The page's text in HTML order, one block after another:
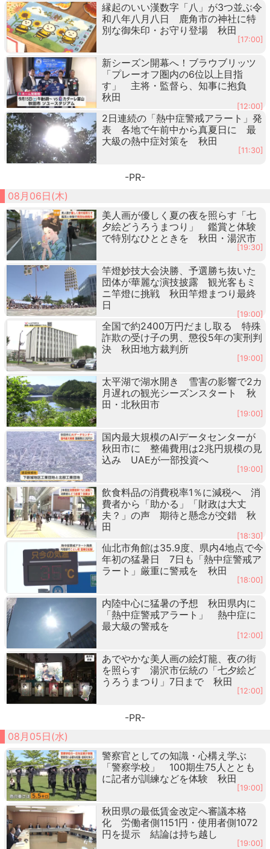
縁起のいい漢数字「八」が3つ並ぶ令
和八年八月八日 鹿角市の神社に特
別な御朱印・お守り登場 秋田
[17:00]
新シーズン開幕へ！ブラウブリッツ
「プレーオフ圏内の6位以上目指
す」 主将・監督ら、知事に抱負
秋田
[12:00]
2日連続の「熱中症警戒アラート」発
表 各地で午前中から真夏日に 最
大級の熱中症対策を 秋田
[11:30]
-PR-
08月06日(木)
美人画が優しく夏の夜を照らす「七
夕絵どうろうまつり」 鑑賞と体験
で特別なひとときを 秋田・湯沢市
[19:30]
竿燈妙技大会決勝、予選勝ち抜いた
団体が華麗な演技披露 観光客もミ
ニ竿燈に挑戦 秋田竿燈まつり最終
日
[19:00]
全国で約2400万円だまし取る 特殊
詐欺の受け子の男、懲役5年の実刑判
決 秋田地方裁判所
[19:00]
太平湖で湖水開き 雪害の影響で2カ
月遅れの観光シーズンスタート 秋
田・北秋田市
[19:00]
国内最大規模のAIデータセンターが
秋田市に 整備費用は2兆円規模の見
込み UAEが一部投資へ
[19:00]
飲食料品の消費税率1％に減税へ 消
費者から「助かる」「財政は大丈
夫？」の声 期待と懸念が交錯 秋
田
[18:30]
仙北市角館は35.9度、県内4地点で今
年初の猛暑日 7日も「熱中症警戒ア
ラート」厳重に警戒を 秋田
[18:00]
内陸中心に猛暑の予想 秋田県内に
「熱中症警戒アラート」 熱中症に
最大級の警戒を
[12:00]
あでやかな美人画の絵灯籠、夜の街
を照らす 湯沢市伝統の「七夕絵ど
うろうまつり」7日まで 秋田
[12:00]
-PR-
08月05日(水)
警察官としての知識・心構え学ぶ
「警察学校」 100期生75人ととも
に記者が訓練などを体験 秋田
[19:00]
秋田県の最低賃金改定へ審議本格
化 労働者側1151円・使用者側1072
円を提示 結論は持ち越し
[19:00]